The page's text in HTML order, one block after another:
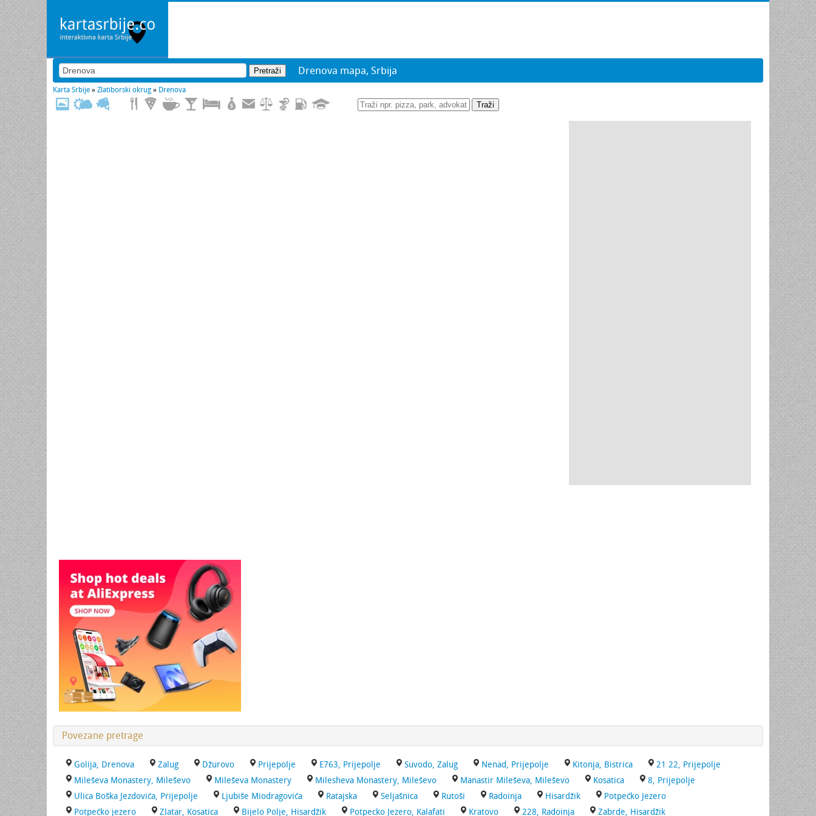
Drenova mapa, Srbija
Karta Srbije » Zlatiborski okrug » Drenova
Traži
Povezane pretrage
Golija, Drenova Zalug Džurovo Prijepolje E763, Prijepolje Suvodo, Zalug Nenad, Prijepolje Kitonja, Bistrica
21 22, Prijepolje
Mileševa Monastery, Mileševo
Mileševa Monastery Milesheva Monastery, Mileševo Manastir Mileševa, Mileševo Kosatica
8, Prijepolje
Ulica Boška Jezdovića, Prijepolje
Ljubiše Miodragovića Ratajska Seljašnica Rutoši Radoinja Hisardžik
Potpećko Jezero
Potpećko jezero
Zlatar, Kosatica Bijelo Polje, Hisardžik Potpecko Jezero, Kalafati Kratovo 228, Radoinja Zabrde, Hisardžik